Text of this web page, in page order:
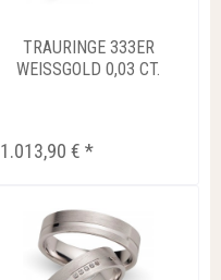
TRAURINGE 333ER
WEISSGOLD 0,03 CT.
1.013,90 € *